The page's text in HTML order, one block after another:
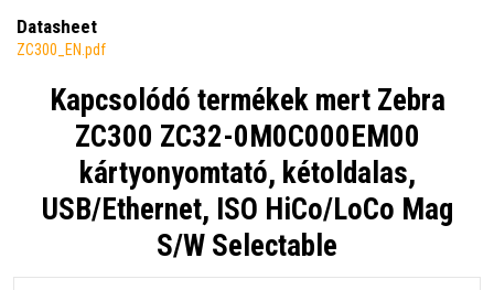
Datasheet
ZC300_EN.pdf
Kapcsolódó termékek mert Zebra
ZC300 ZC32-0M0C000EM00
kártyonyomtató, kétoldalas,
USB/Ethernet, ISO HiCo/LoCo Mag
S/W Selectable